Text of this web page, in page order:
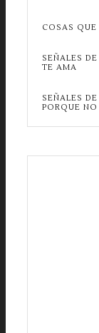
COSAS
SEÑALES
TE AMA
SEÑALES
PORQUE